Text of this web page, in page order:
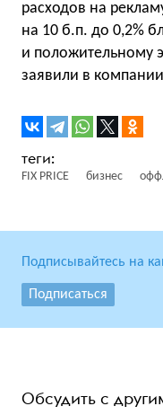
расходов на
на 10 б.п. до 0,2%
и положительному
заявили в
FIX PRICE бизнес
Подписывайтесь на
Подписаться
Обсудить с